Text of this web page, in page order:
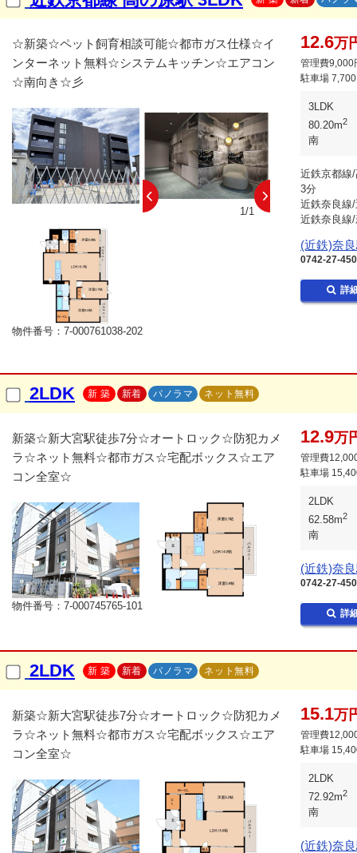
☆新築☆ペット飼育相談可能☆都市ガス仕様☆イ
ンターネット無料☆システムキッチン☆エアコン
☆南向き☆彡
1/1
物件番号：7-000761038-202
12.6万
管理費9,000
駐車場
3LDK
80.20m2
南
近鉄京都線
3分
近鉄奈良線
近鉄奈良線
(近鉄)奈
0742-27-
詳
2LDK 新 築 新着 パノラマ ネット無料
新築☆新大宮駅徒歩7分☆オートロック☆防犯カメ
ラ☆ネット無料☆都市ガス☆宅配ボックス☆エア
コン全室☆
物件番号：7-000745765-101
12.9万
管理費
駐車場
2LDK
62.58m2
南
(近鉄)奈
0742-27-
詳
2LDK 新 築 新着 パノラマ ネット無料
新築☆新大宮駅徒歩7分☆オートロック☆防犯カメ
ラ☆ネット無料☆都市ガス☆宅配ボックス☆エア
コン全室☆
15.1万
管理費
駐車場
2LDK
72.92m2
南
(近鉄)奈